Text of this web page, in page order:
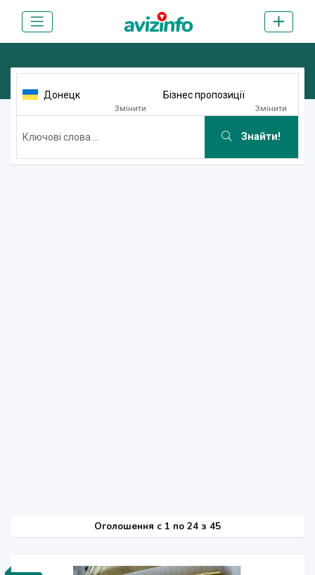
Донецк
Змінити
Бізнес пропозиції
Змінити
Знайти!
Оголошення c 1 по 24 з 45